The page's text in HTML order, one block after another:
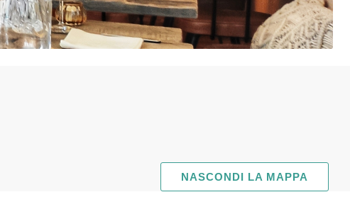
NASCONDI LA MAPPA